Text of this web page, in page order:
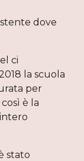
dove
ci
la scuola
per
è la
stato